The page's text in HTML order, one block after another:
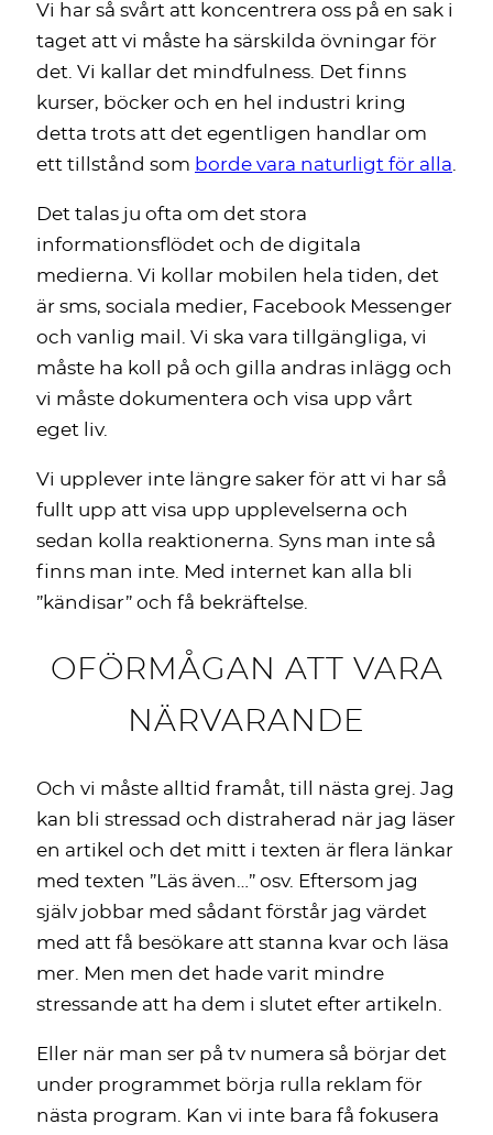
Vi har så svårt att koncentrera oss på en sak i
taget att vi måste ha särskilda övningar för
det. Vi kallar det mindfulness. Det finns
kurser, böcker och en hel industri kring
detta trots att det egentligen handlar om
ett tillstånd som borde vara naturligt för alla.
Det talas ju ofta om det stora
informationsflödet och de digitala
medierna. Vi kollar mobilen hela tiden, det
är sms, sociala medier, Facebook Messenger
och vanlig mail. Vi ska vara tillgängliga, vi
måste ha koll på och gilla andras inlägg och
vi måste dokumentera och visa upp vårt
eget liv.
Vi upplever inte längre saker för att vi har så
fullt upp att visa upp upplevelserna och
sedan kolla reaktionerna. Syns man inte så
finns man inte. Med internet kan alla bli
”kändisar” och få bekräftelse.
OFÖRMÅGAN ATT VARA
NÄRVARANDE
Och vi måste alltid framåt, till nästa grej. Jag
kan bli stressad och distraherad när jag läser
en artikel och det mitt i texten är flera länkar
med texten ”Läs även…” osv. Eftersom jag
själv jobbar med sådant förstår jag värdet
med att få besökare att stanna kvar och läsa
mer. Men men det hade varit mindre
stressande att ha dem i slutet efter artikeln.
Eller när man ser på tv numera så börjar det
under programmet börja rulla reklam för
nästa program. Kan vi inte bara få fokusera